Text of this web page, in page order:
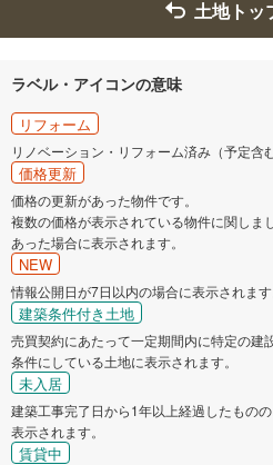
土地トッ
ラベル・アイコンの意味
リフォーム
リノベーション・リフォーム済み（予定含
価格更新
価格の更新があった物件です。
複数の価格が表示されている物件に関しま
あった場合に表示されます。
NEW
情報公開日が7日以内の場合に表示されます
建築条件付き土地
売買契約にあたって一定期間内に特定の建
条件にしている土地に表示されます。
未入居
建築工事完了日から1年以上経過したもの
表示されます。
賃貸中